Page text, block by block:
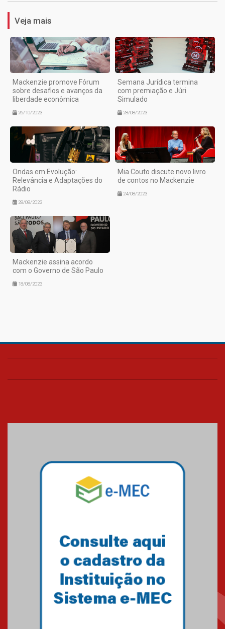
Veja mais
Mackenzie promove Fórum
sobre desafios e avanços da
liberdade econômica
26/10/2023
Semana Jurídica termina
com premiação e Júri
Simulado
28/08/2023
Ondas em Evolução:
Relevância e Adaptações do
Rádio
28/08/2023
Mia Couto discute novo livro
de contos no Mackenzie
24/08/2023
Mackenzie assina acordo
com o Governo de São Paulo
18/08/2023